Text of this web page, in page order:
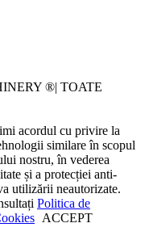
®| TOATE
acordul cu privire la
similare în scopul
nostru, în vederea
și a protecției anti-
utilizării neautorizate.
Politica de
ACCEPT